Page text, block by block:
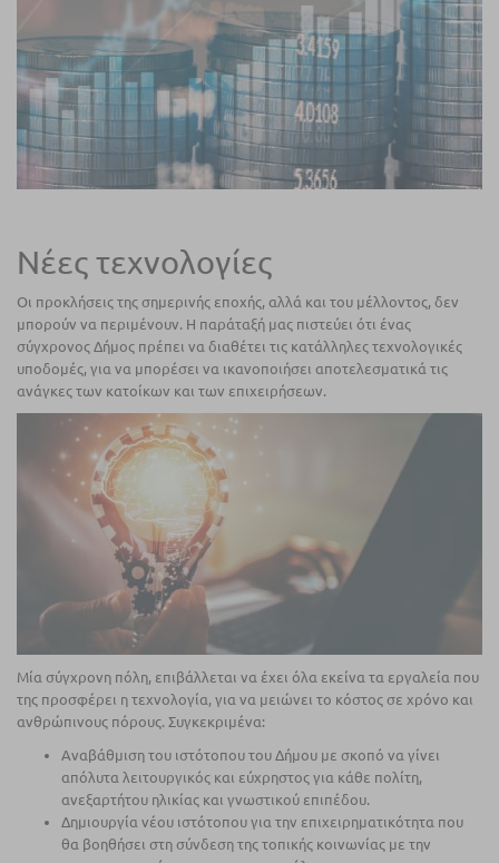
Νέες τεχνολογίες
Οι προκλήσεις της σημερινής εποχής, αλλά και του μέλλοντος, δεν
μπορούν να περιμένουν. Η παράταξή μας πιστεύει ότι ένας
σύγχρονος Δήμος πρέπει να διαθέτει τις κατάλληλες τεχνολογικές
υποδομές, για να μπορέσει να ικανοποιήσει αποτελεσματικά τις
ανάγκες των κατοίκων και των επιχειρήσεων.
Μία σύγχρονη πόλη, επιβάλλεται να έχει όλα εκείνα τα εργαλεία που
της προσφέρει η τεχνολογία, για να μειώνει το κόστος σε χρόνο και
ανθρώπινους πόρους. Συγκεκριμένα:
Αναβάθμιση του ιστότοπου του Δήμου με σκοπό να γίνει
απόλυτα λειτουργικός και εύχρηστος για κάθε πολίτη,
ανεξαρτήτου ηλικίας και γνωστικού επιπέδου.
Δημιουργία νέου ιστότοπου για την επιχειρηματικότητα που
θα βοηθήσει στη σύνδεση της τοπικής κοινωνίας με την